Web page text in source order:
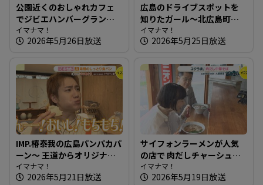
公園近くのおしゃれカフェ
でジビエハンバーグランチ
～ドットコミュ 都町公園前
食堂【たまにはそとラン
イマナマ！
2026年5月26日放送
広島のドライブスポットを
知りたガール～北広島町編
【街ネタ！知りたガール】
イマナマ！
2026年5月25日放送
IMP.椿泰我の広島パンパカパ
ーン～ 王道からオリジナル
まで！老若男女が楽しめる
パン屋さんへ
イマナマ！
2026年5月21日放送
サイフォンラーメンが人気
の店で 肉だしチャーシュー
めん～大重食堂【たまには
そとランチ】
イマナマ！
2026年5月19日放送